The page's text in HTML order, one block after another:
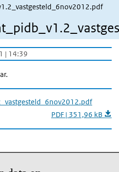
| 14:39
PDF | 351,96 kB